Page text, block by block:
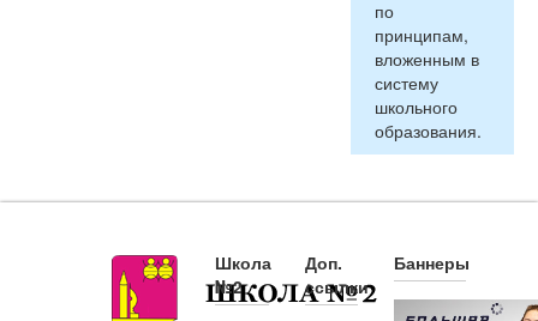
по
принципам,
вложенным в
систему
школьного
образования.
Школа
№2
Доп.
ссылки
Баннеры